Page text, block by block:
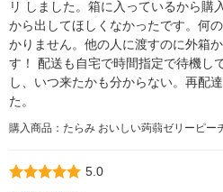
リ しました。箱に入っているから
から出してほしくなかったです。何
かりません。他の人に渡すのに外箱
す！ 配送も自宅で時間指定で待機し
し、いつ来たかも分からない。再配
た。
購入商品：たらみ おいしい蒟蒻ゼリーピー
5.0